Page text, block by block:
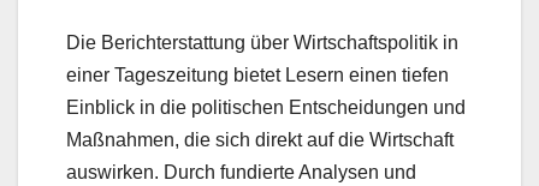
Die Berichterstattung über Wirtschaftspolitik in
einer Tageszeitung bietet Lesern einen tiefen
Einblick in die politischen Entscheidungen und
Maßnahmen, die sich direkt auf die Wirtschaft
auswirken. Durch fundierte Analysen und